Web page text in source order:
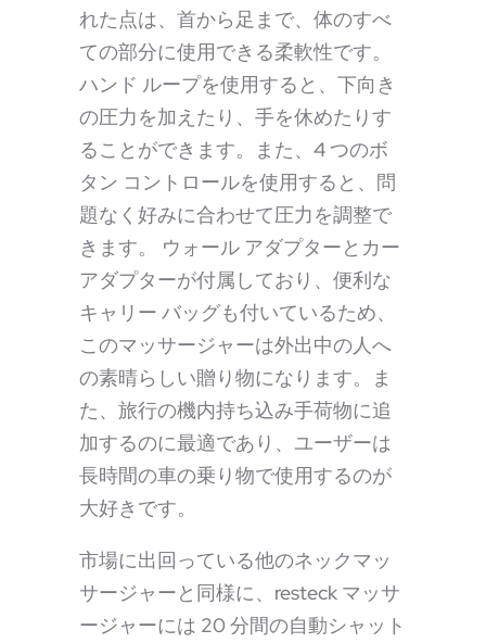
れた点は、首から足まで、体のすべ
ての部分に使用できる柔軟性です。
ハンド ループを使用すると、下向き
の圧力を加えたり、手を休めたりす
ることができます。また、4 つのボ
タン コントロールを使用すると、問
題なく好みに合わせて圧力を調整で
きます。 ウォール アダプターとカー
アダプターが付属しており、便利な
キャリー バッグも付いているため、
このマッサージャーは外出中の人へ
の素晴らしい贈り物になります。ま
た、旅行の機内持ち込み手荷物に追
加するのに最適であり、ユーザーは
長時間の車の乗り物で使用するのが
大好きです。
市場に出回っている他のネックマッ
サージャーと同様に、resteck マッサ
ージャーには 20 分間の自動シャット